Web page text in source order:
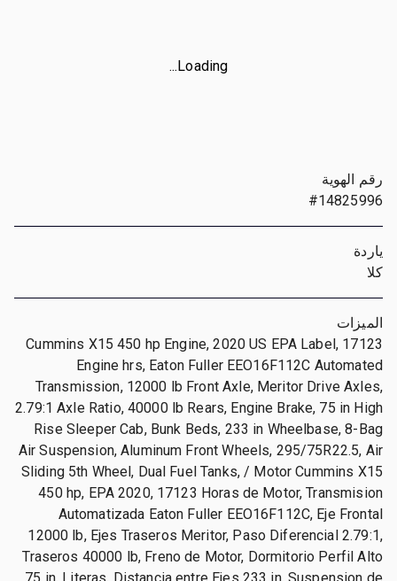
Loading...
رقم الهوية
#14825996
ياردة
كلا
الميزات
Cummins X15 450 hp Engine, 2020 US EPA Label, 17123
Engine hrs, Eaton Fuller EEO16F112C Automated
Transmission, 12000 lb Front Axle, Meritor Drive Axles,
2.79:1 Axle Ratio, 40000 lb Rears, Engine Brake, 75 in High
Rise Sleeper Cab, Bunk Beds, 233 in Wheelbase, 8-Bag
Air Suspension, Aluminum Front Wheels, 295/75R22.5, Air
Sliding 5th Wheel, Dual Fuel Tanks, / Motor Cummins X15
450 hp, EPA 2020, 17123 Horas de Motor, Transmision
Automatizada Eaton Fuller EEO16F112C, Eje Frontal
12000 lb, Ejes Traseros Meritor, Paso Diferencial 2.79:1,
Traseros 40000 lb, Freno de Motor, Dormitorio Perfil Alto